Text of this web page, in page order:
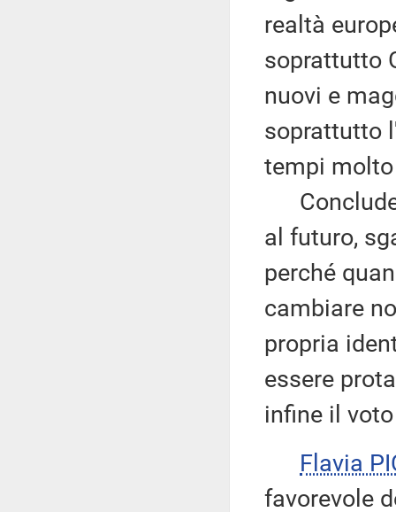
realtà
soprattutto
nuovi e
soprattutto
tempi
Conclude
al futuro,
perché
cambiare
propria
essere
infine il
Flavia
favorevole